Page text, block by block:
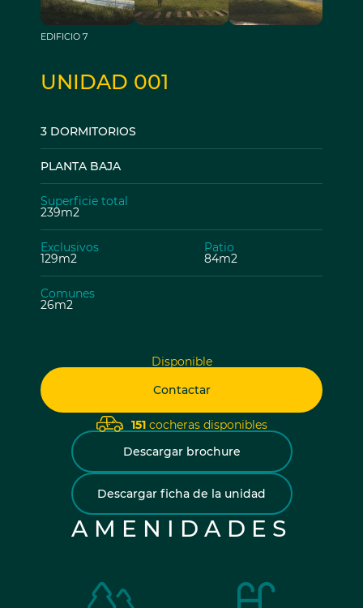
EDIFICIO 7
UNIDAD 001
3 DORMITORIOS
PLANTA BAJA
Superficie total
239m2
Exclusivos
129m2
Patio
84m2
Comunes
26m2
Disponible
Contactar
151cocheras disponibles
Descargar brochure
Descargar ficha de la unidad
AMENIDADES